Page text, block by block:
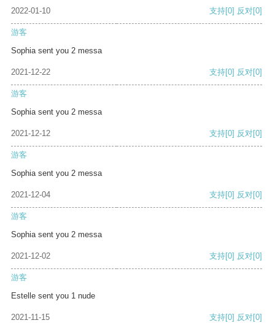
2022-01-10 支持[0] 反对[0]
游客
Sophia sent you 2 messa
2021-12-22 支持[0] 反对[0]
游客
Sophia sent you 2 messa
2021-12-12 支持[0] 反对[0]
游客
Sophia sent you 2 messa
2021-12-04 支持[0] 反对[0]
游客
Sophia sent you 2 messa
2021-12-02 支持[0] 反对[0]
游客
Estelle sent you 1 nude
2021-11-15 支持[0] 反对[0]